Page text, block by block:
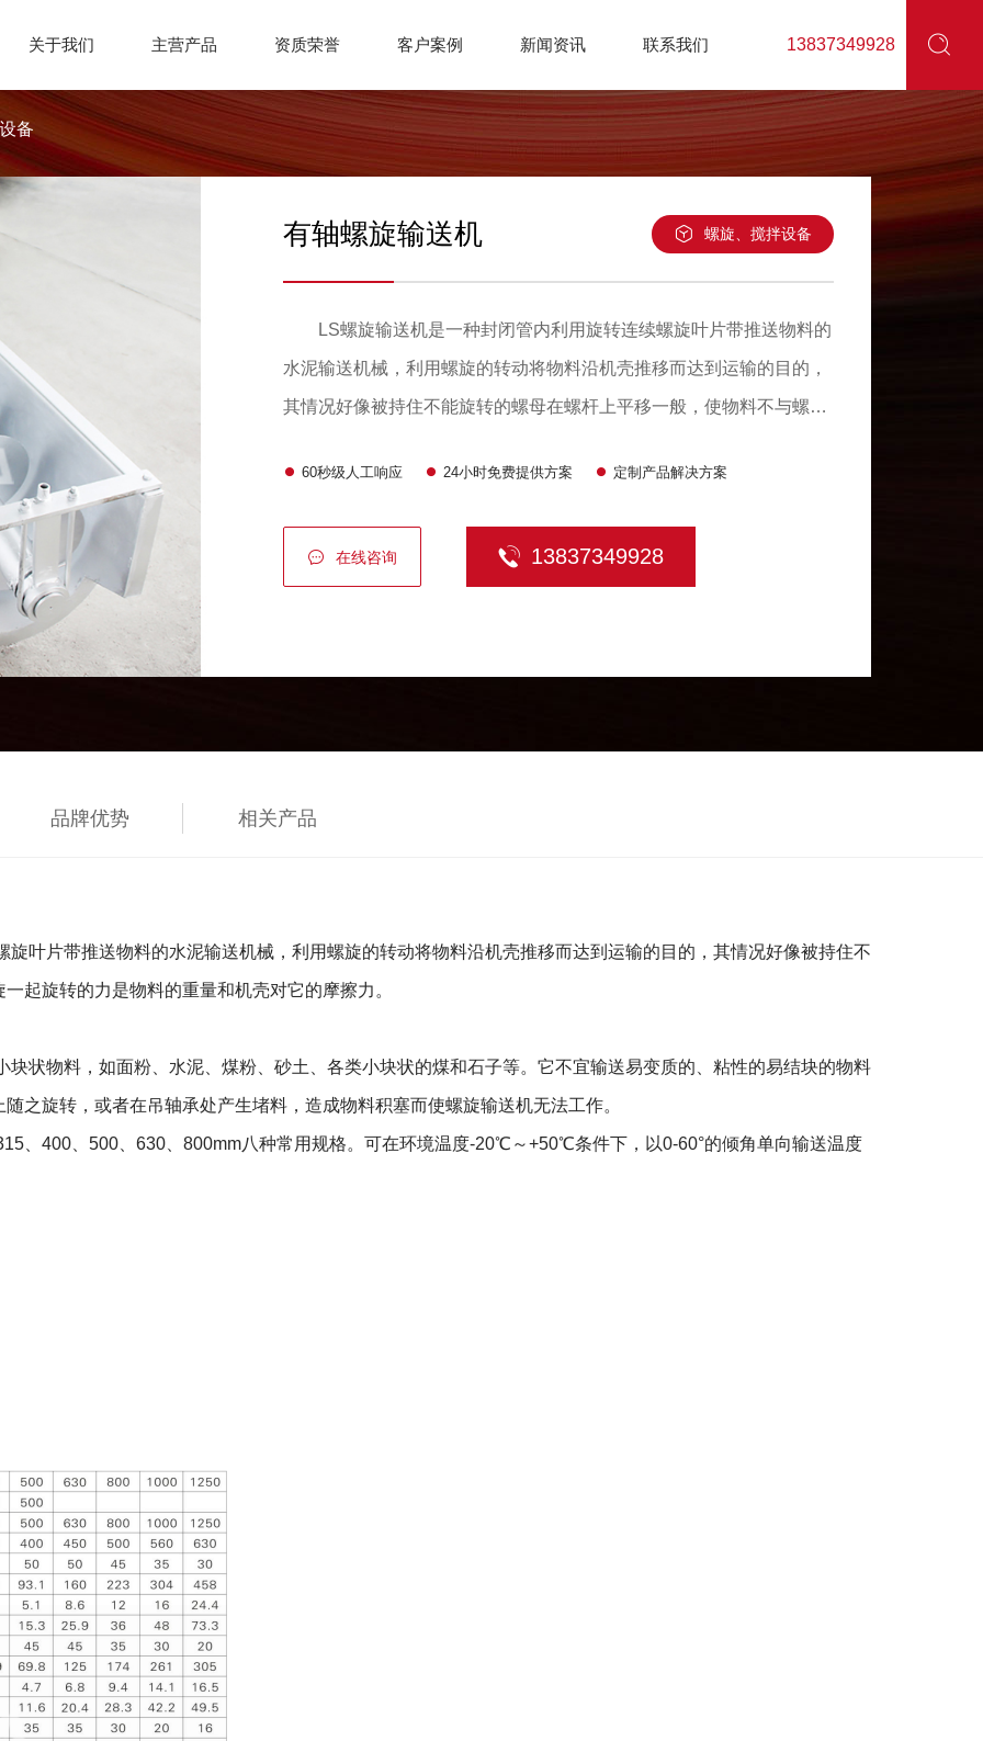
关于我们 主营产品 资质荣誉 客户案例 新闻资讯 联系我们 13837349928
备
有轴螺旋输送机 螺旋、搅拌设备
LS螺旋输送机是一种封闭管内利用旋转连续螺旋叶片带推送物料的
水泥输送机械，利用螺旋的转动将物料沿机壳推移而达到运输的目的，
其情况好像被持住不能旋转的螺母在螺杆上平移一般，使物料不与螺旋
螺旋输送机宜输送各种粉状、粒状、小块状物料，如面粉、水泥、煤
结块的物料和大块的物料，因为这些物料在输送会粘结螺旋上随之旋
500、630、800mm八种常用规格。可在环境温度-20℃～+50℃条件
结构简单、横截面尺寸小、成本低。 2.便于中间加载和卸载。
参数 产品结构
60秒级人工响应 24小时免费提供方案 定制产品解决方案
在线咨询 13837349928
品牌优势 相关产品
片带推送物料的水泥输送机械，利用螺旋的转动将物料沿机壳推移而达到运输的目的，其情况好像被持住不
起旋转的力是物料的重量和机壳对它的摩擦力。
物料，如面粉、水泥、煤粉、砂土、各类小块状的煤和石子等。它不宜输送易变质的、粘性的易结块的物料
之旋转，或者在吊轴承处产生堵料，造成物料积塞而使螺旋输送机无法工作。
400、500、630、800mm八种常用规格。可在环境温度-20℃～+50℃条件下，以0-60°的倾角单向输送温度